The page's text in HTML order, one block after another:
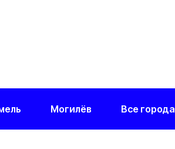
Могилёв Все города